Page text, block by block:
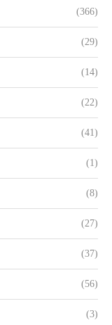
(366)
(29)
(14)
(22)
(41)
(1)
(8)
(27)
(37)
(56)
(3)